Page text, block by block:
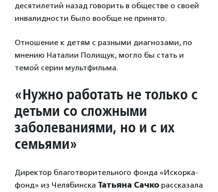
десятилетий назад говорить в обществе о своей
инвалидности было вообще не принято.
Отношение к детям с разными диагнозами, по
мнению Наталии Полищук, могло бы стать и
темой серии мультфильма.
«Нужно работать не только с
детьми со сложными
заболеваниями, но и с их
семьями»
Директор благотворительного фонда «Искорка-
фонд» из Челябинска Татьяна Сачко рассказала